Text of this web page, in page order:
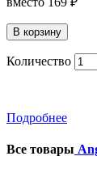
Количество
Подробнее
Все товары